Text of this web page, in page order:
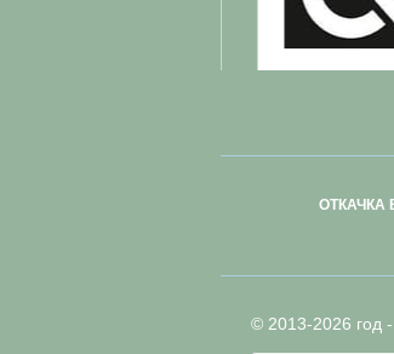
ОТКАЧКА
© 2013-2026